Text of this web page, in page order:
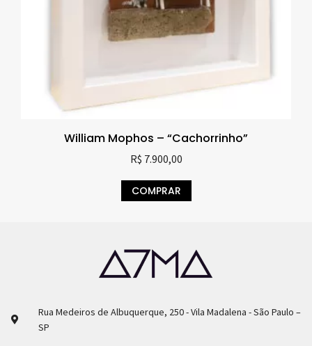
William Mophos – “Cachorrinho”
R$ 7.900,00
COMPRAR
Rua Medeiros de Albuquerque, 250 - Vila Madalena - São Paulo –
SP